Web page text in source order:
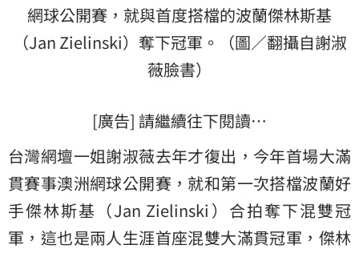
網球公開賽，就與首度搭檔的波蘭傑林斯基
（Jan Zielinski）奪下冠軍。（圖／翻攝自謝淑
薇臉書）
[廣告] 請繼續往下閱讀…
台灣網壇一姐謝淑薇去年才復出，今年首場大滿
貫賽事澳洲網球公開賽，就和第一次搭檔波蘭好
手傑林斯基（Jan Zielinski）合拍奪下混雙冠
軍，這也是兩人生涯首座混雙大滿貫冠軍，傑林